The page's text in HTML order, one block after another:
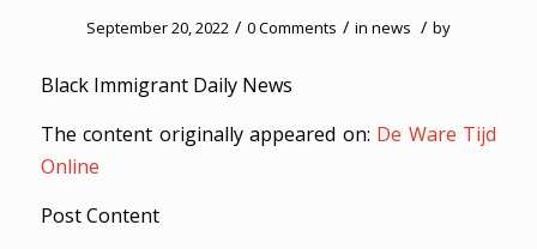
September 20, 2022 / 0 Comments / in news / by
Black Immigrant Daily News
The content originally appeared on: De Ware Tijd
Online
Post Content